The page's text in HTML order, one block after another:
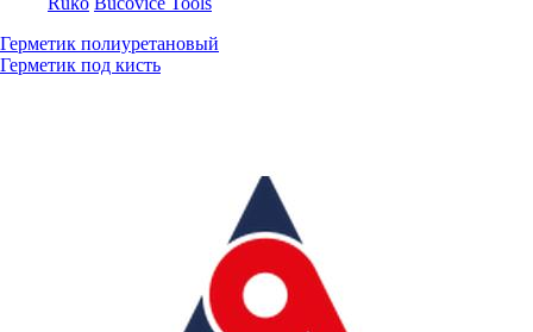
Герметик полиуретановый
Герметик под кисть